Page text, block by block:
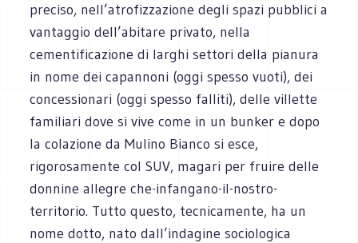
preciso, nell’atrofizzazione degli spazi pubblici a
vantaggio dell’abitare privato, nella
cementificazione di larghi settori della pianura
in nome dei capannoni (oggi spesso vuoti), dei
concessionari (oggi spesso falliti), delle villette
familiari dove si vive come in un bunker e dopo
la colazione da Mulino Bianco si esce,
rigorosamente col SUV, magari per fruire delle
donnine allegre che-infangano-il-nostro-
territorio. Tutto questo, tecnicamente, ha un
nome dotto, nato dall’indagine sociologica